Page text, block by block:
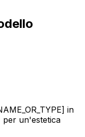
in
per un'estetica